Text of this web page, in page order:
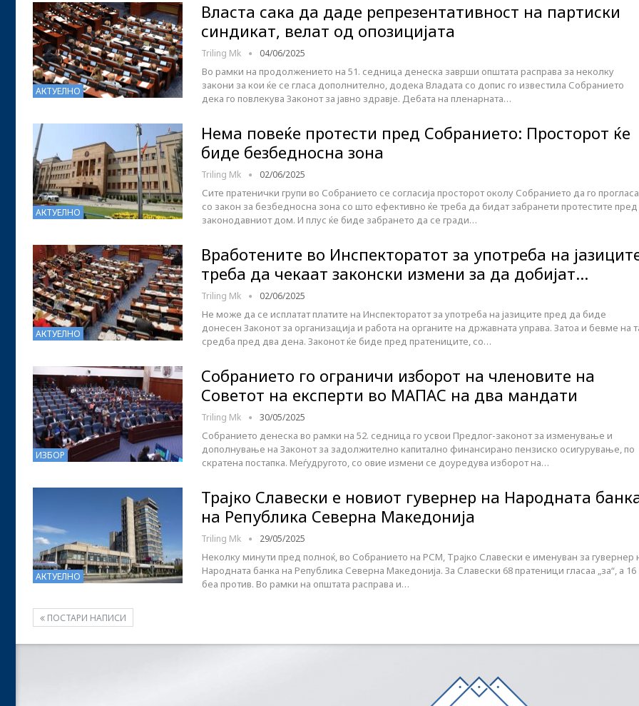
АКТУЕЛНО
Власта сака да даде репрезентативност на партиски
синдикат, велат од опозицијата
Triling Mk 04/06/2025
Во рамки на продолжението на 51. седница денеска заврши општата расправа за неколку
закони за кои ќе се гласа дополнително, додека Владата со допис го известила Собранието
дека го повлекува Законот за јавно здравје. Дебата на пленарната…
АКТУЕЛНО
Нема повеќе протести пред Собранието: Просторот ќе
биде безбедносна зона
Triling Mk 02/06/2025
Сите пратенички групи во Собранието се согласија просторот околу Собранието да го
со закон за безбедносна зона со што ефективно ќе треба да бидат забранети протестите пред
законодавниот дом. И плус ќе биде забрането да се гради…
АКТУЕЛНО
Вработените во Инспекторатот за употреба на
треба да чекаат законски измени за да добијат…
Triling Mk 02/06/2025
Не може да се исплатат платите на Инспекторатот за употреба на јазиците пред да биде
донесен Законот за организација и работа на органите на државната управа. Затоа и бевме на
средба пред два дена. Законот ќе биде пред пратениците, со…
ИЗБОР
Собранието го ограничи изборот на членовите на
Советот на експерти во МАПАС на два мандати
Triling Mk 30/05/2025
Собранието денеска во рамки на 52. седница го усвои Предлог-законот за изменување и
дополнување на Законот за задолжително капитално финансирано пензиско осигурување, по
скратена постапка. Меѓудругото, со овие измени се доуредува изборот на…
АКТУЕЛНО
Трајко Славески е новиот гувернер на Народната
на Република Северна Македонија
Triling Mk 29/05/2025
Неколку минути пред полноќ, во Собранието на РСМ, Трајко Славески е именуван за гувернер
Народната банка на Република Северна Македонија. За Славески 68 пратеници гласаа „за“, а 16
беа против. Во рамки на општата расправа и…
ПОСТАРИ НАПИСИ